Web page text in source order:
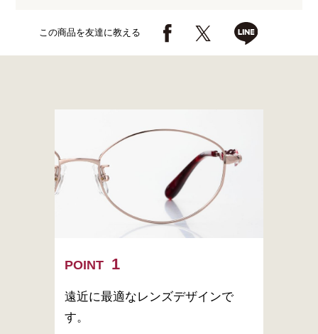
この商品を友達に教える
POINT
遠近に最適なレンズデザインで
す。